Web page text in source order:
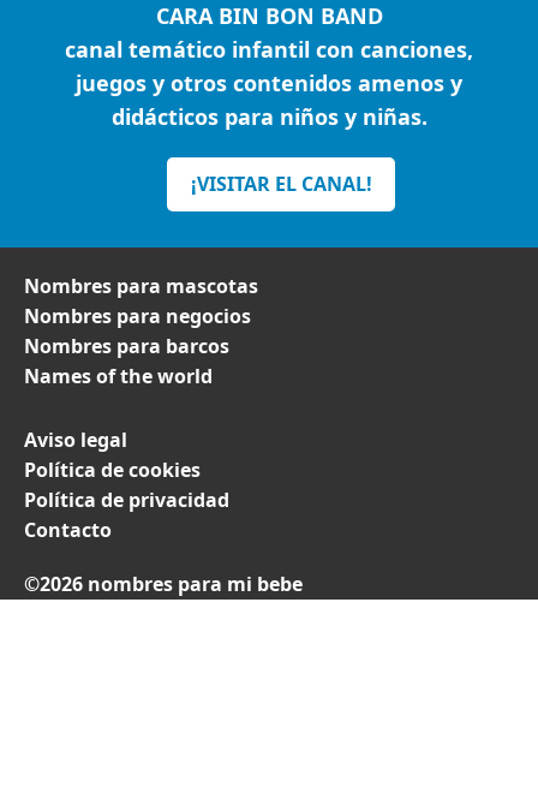
CARA BIN BON BAND
canal temático infantil con canciones,
juegos y otros contenidos amenos y
didácticos para niños y niñas.
¡VISITAR EL CANAL!
Nombres para mascotas
Nombres para negocios
Nombres para barcos
Names of the world
Aviso legal
Política de cookies
Política de privacidad
Contacto
©2026 nombres para mi bebe